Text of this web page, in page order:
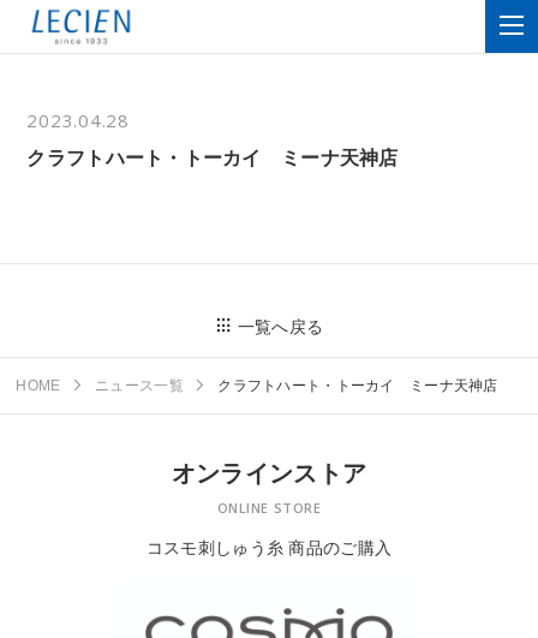
2023.04.28
クラフトハート・トーカイ ミーナ天神店
一覧へ戻る
HOME ニュース一覧 クラフトハート・トーカイ ミーナ天神店
オンラインストア
ONLINE STORE
コスモ刺しゅう糸 商品のご購入